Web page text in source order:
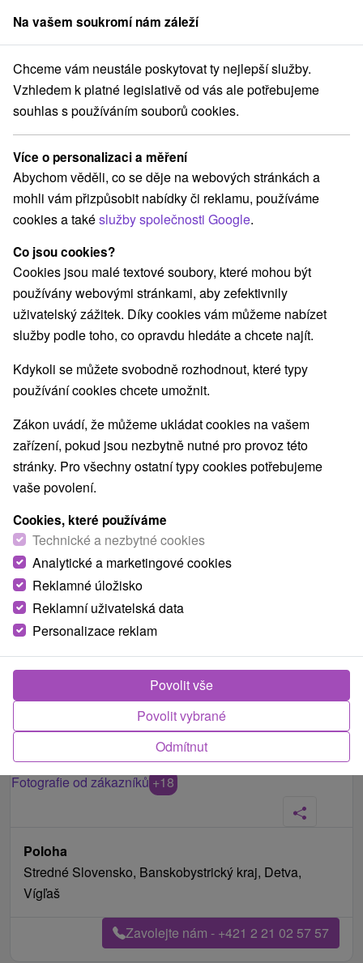
člen skupinySorger
Banskobystrický kraj Vígľaš Hotel The Grand Vígľaš **** Vígľaš
Hotel The Grand Vígľaš★
Vígľaš
Vígľaš
Rezervace a výběr pobytu
Navigovat do místa
O ZAŘÍZENÍ POBYTY VYBAVENÍ RECENZE
9,5 vynikající·47 recenzí
Fotografie od zákazníků +18
Poloha
Stredné Slovensko, Banskobystrický kraj, Detva,
Vígľaš
Zavolejte nám - +421 2 21 02 57 57
Na vašem soukromí nám záleží
Chceme vám neustále poskytovat ty nejlepší služby.
Vzhledem k platné legislativě od vás ale potřebujeme
souhlas s používáním souborů cookies.
Více o personalizaci a měření
Abychom věděli, co se děje na webových stránkách a
mohli vám přizpůsobit nabídky či reklamu, používáme
cookies a takéslužby společnosti Google.
Co jsou cookies?
Cookies jsou malé textové soubory, které mohou být
používány webovými stránkami, aby zefektivnily
uživatelský zážitek. Díky cookies vám můžeme nabízet
služby podle toho, co opravdu hledáte a chcete najít.
Kdykoli se můžete svobodně rozhodnout, které typy
používání cookies chcete umožnit.
Zákon uvádí, že můžeme ukládat cookies na vašem
zařízení, pokud jsou nezbytně nutné pro provoz této
stránky. Pro všechny ostatní typy cookies potřebujeme
vaše povolení.
Cookies, které používáme
Technické a nezbytné cookies
Analytické a marketingové cookies
Reklamné úložisko
Reklamní uživatelská data
Personalizace reklam
Odmítnut
Povolit vybrané
Povolit vše